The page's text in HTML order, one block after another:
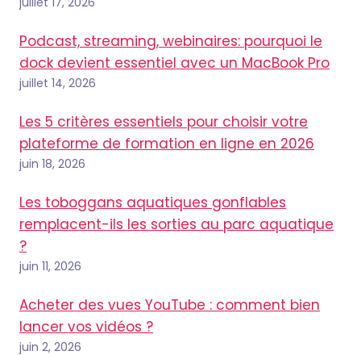
Podcast, streaming, webinaires: pourquoi le
dock devient essentiel avec un MacBook Pro
juillet 14, 2026
Les 5 critères essentiels pour choisir votre
plateforme de formation en ligne en 2026
juin 18, 2026
Les toboggans aquatiques gonflables
remplacent-ils les sorties au parc aquatique
?
juin 11, 2026
Acheter des vues YouTube : comment bien
lancer vos vidéos ?
juin 2, 2026